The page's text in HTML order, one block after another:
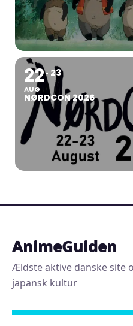
22
AUG
23
NØRDCON 2026
AnimeGuiden
Ældste aktive danske site
japansk kultur